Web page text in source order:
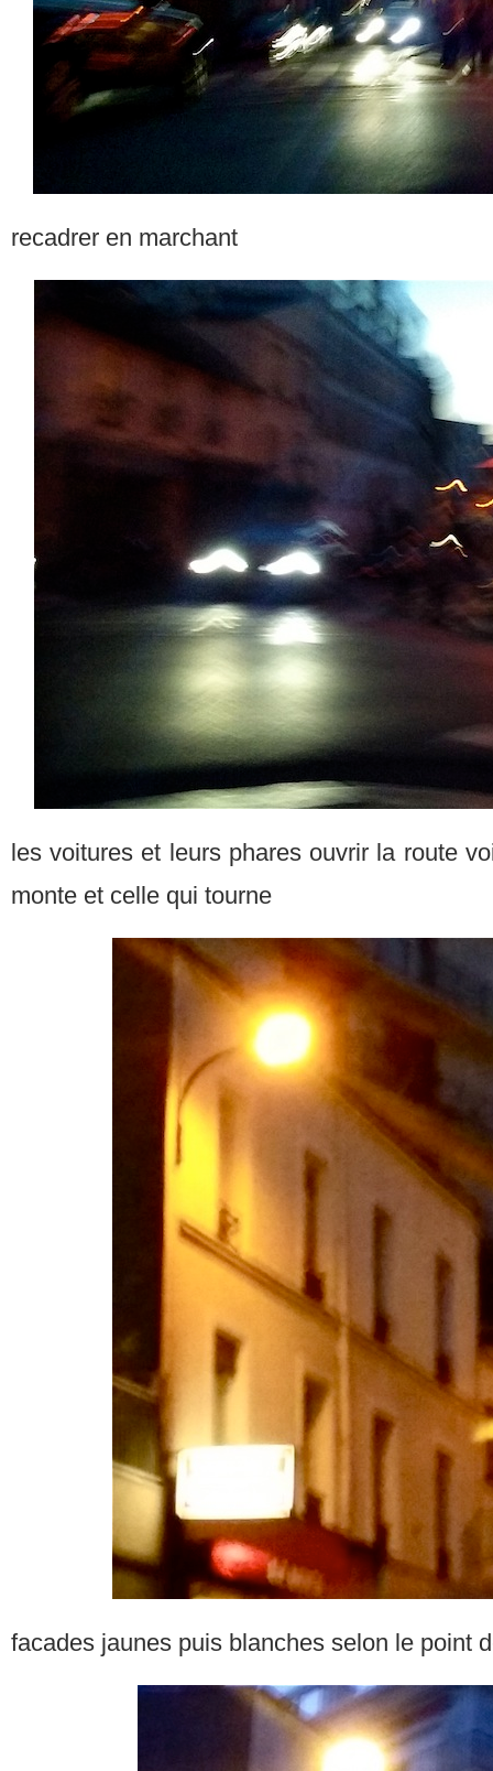
recadrer en marchant
les voitures et leurs phares ouvrir la route
monte et celle qui tourne
facades jaunes puis blanches selon le point